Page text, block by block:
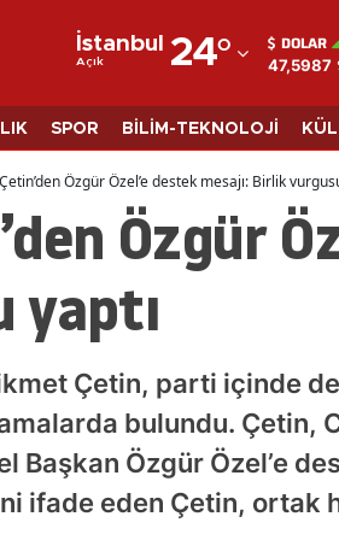
İstanbul
Açık 24°
Adana
Adıyaman
Afyonkarahisar
Ağrı
Ankara
Antalya
Artvin
Aydın
Balıkesir
DOLAR
47,5987
SPOR BİLİM-TEKNOLOJİ
Özgür Özel’e destek mesajı: Birlik
Özgür
yaptı
Çetin, parti içinde
bulundu. Çetin,
Özgür Özel’e
ifade eden Çetin, ortak